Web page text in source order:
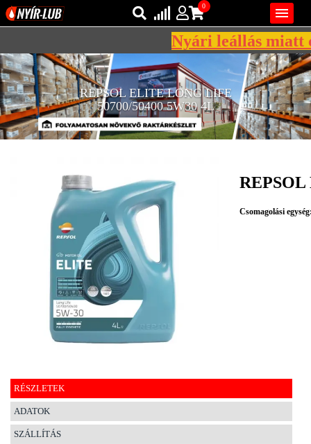
REGISZTRÁCIÓ
KENŐANYAGOK
MÁRKÁK
VISZKOZITÁSOK
ADALÉKOK
INFO
TELEFONOS
ÜGYFÉLSZOLGÁLAT

Bejelentkezés
Regisztráció
0
AZ ÖN KOSARA ÜRES
Nyári leállás miatt
REPSOL ELITE LONG LIFE
50700/50400 5W30 4L
REPSOL
Csomagolási
RÉSZLETEK
ADATOK
SZÁLLÍTÁS